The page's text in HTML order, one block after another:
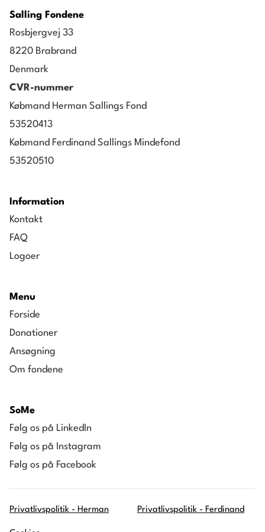
Salling Fondene
Rosbjergvej 33
8220 Brabrand
Denmark
CVR-nummer
Købmand Herman Sallings Fond
53520413
Købmand Ferdinand Sallings Mindefond
53520510
Information
Kontakt
FAQ
Logoer
Menu
Forside
Donationer
Ansøgning
Om fondene
SoMe
Følg os på LinkedIn
Følg os på Instagram
Følg os på Facebook
Privatlivspolitik - Herman Privatlivspolitik - Ferdinand